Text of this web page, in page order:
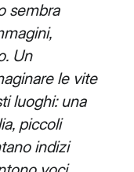
sembra
Un
le vite
luoghi: una
piccoli
indizi